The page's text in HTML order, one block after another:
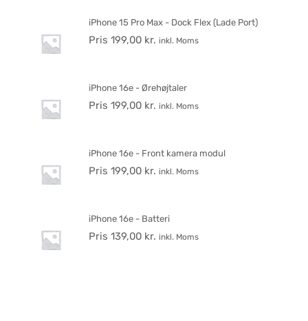
iPhone 15 Pro Max - Dock Flex (Lade Port)
Pris 199,00 kr. inkl. Moms
iPhone 16e - Ørehøjtaler
Pris 199,00 kr. inkl. Moms
iPhone 16e - Front kamera modul
Pris 199,00 kr. inkl. Moms
iPhone 16e - Batteri
Pris 139,00 kr. inkl. Moms